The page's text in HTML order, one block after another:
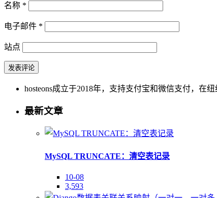
名称 *
电子邮件 *
站点
hosteons成立于2018年，支持支付宝和微信支付，在
最新文章
MySQL TRUNCATE：清空表记录
10-08
3,593